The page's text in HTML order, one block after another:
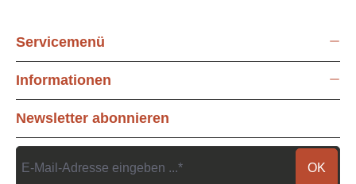
Servicemenü
Informationen
Newsletter abonnieren
OK